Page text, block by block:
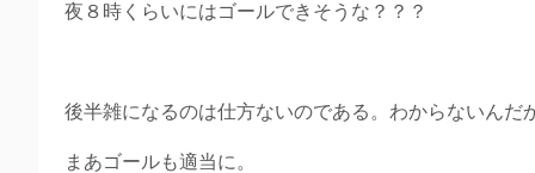
夜８時くらいにはゴールできそうな？？？
後半雑になるのは仕方ないのである。わからないんだ
まあゴールも適当に。